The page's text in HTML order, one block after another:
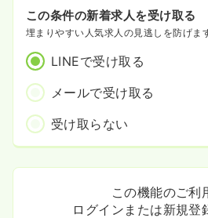
この条件の新着求人を受け取る
埋まりやすい人気求人の見逃しを防げま
LINEで受け取る
メールで受け取る
受け取らない
この機能のご利
ログインまたは新規登